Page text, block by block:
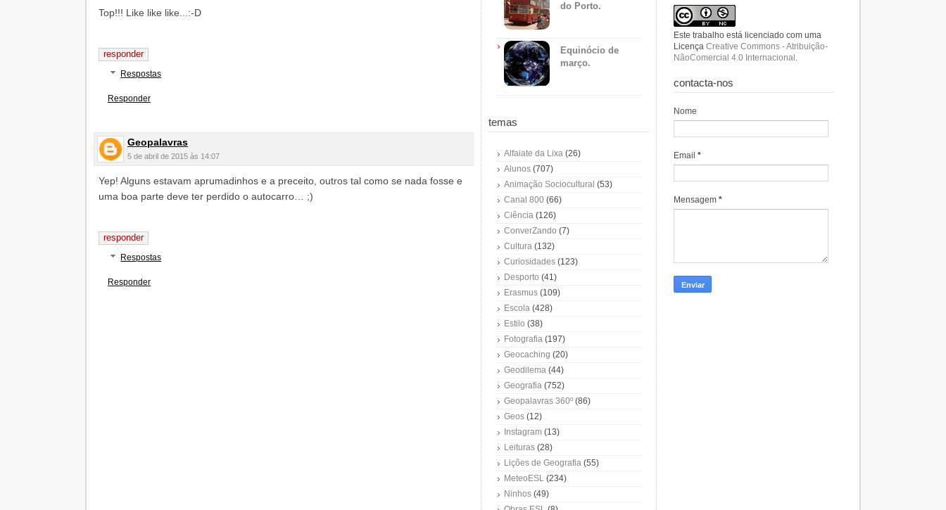
Top!!! Like like like...:-D
responder
Respostas
Responder
Geopalavras
5 de abril de 2015 às 14:07
Yep! Alguns estavam aprumadinhos e a preceito, outros tal como se nada fosse e
uma boa parte deve ter perdido o autocarro… ;)
responder
Respostas
Responder
do Porto.
Equinócio de
março.
temas
Alfaiate da Lixa (26)
Alunos (707)
Animação Sociocultural (53)
Canal 800 (66)
Ciência (126)
ConverZando (7)
Cultura (132)
Curiosidades (123)
Desporto (41)
Erasmus (109)
Escola (428)
Estilo (38)
Fotografia (197)
Geocaching (20)
Geodilema (44)
Geografia (752)
Geopalavras 360º (86)
Geos (12)
Instagram (13)
Leituras (28)
Lições de Geografia (55)
MeteoESL (234)
Ninhos (49)
Este trabalho está licenciado com uma
Licença Creative Commons - Atribuição-
NãoComercial 4.0 Internacional .
contacta-nos
Nome
Email *
Mensagem *